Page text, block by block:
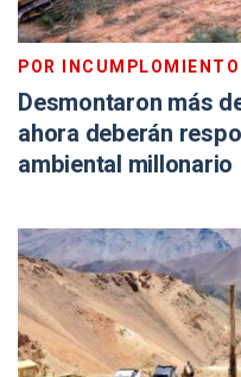
POR INCUMPLOMIENTO
Desmontaron más
ahora deberán
ambiental millonario